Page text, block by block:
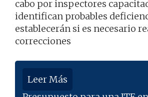
cabo por inspectores
identifican probables
establecerán si es necesario
correcciones
Leer Más